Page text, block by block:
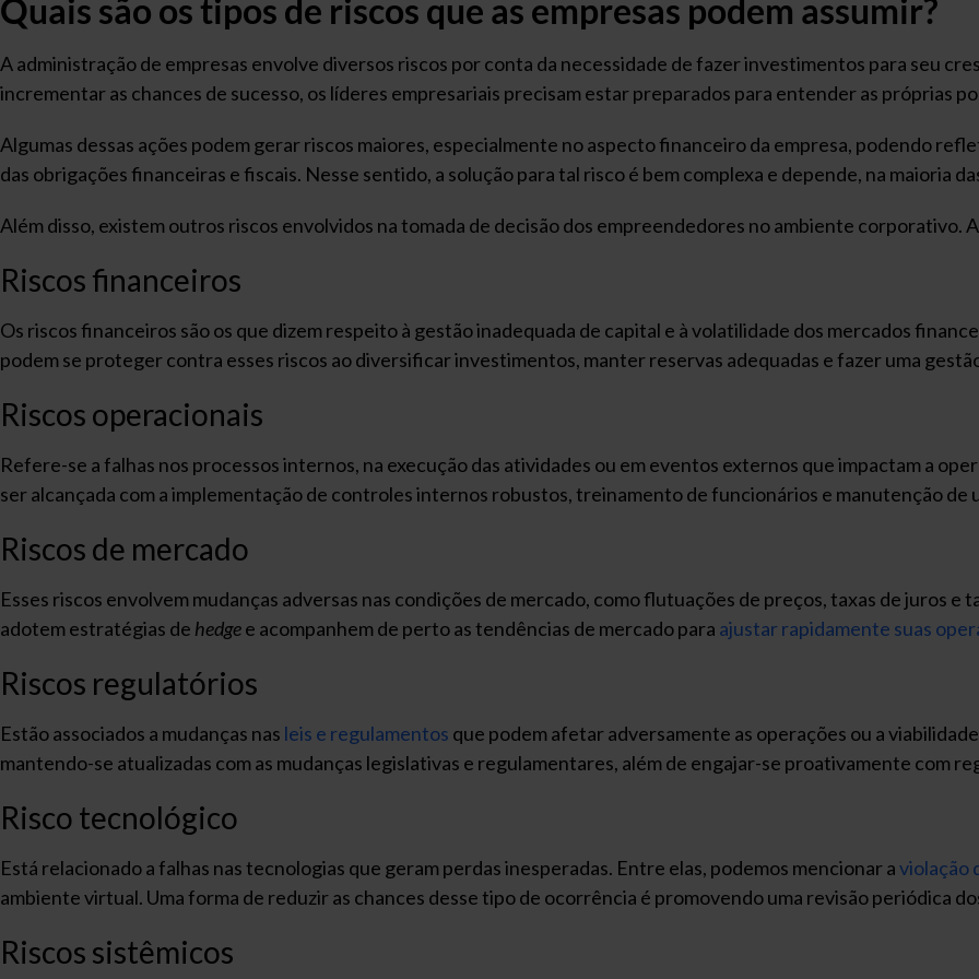
Quais são os tipos de riscos que as empresas podem assumir?
A administração de empresas envolve diversos riscos por conta da necessidade de fazer investimentos para seu
incrementar as chances de sucesso, os líderes empresariais precisam estar preparados para entender as próprias
Algumas dessas ações podem gerar riscos maiores, especialmente no aspecto financeiro da empresa, podendo
das obrigações financeiras e fiscais. Nesse sentido, a solução para tal risco é bem complexa e depende, na maioria
Além disso, existem outros riscos envolvidos na tomada de decisão dos empreendedores no ambiente corporativo.
Riscos financeiros
Os riscos financeiros são os que dizem respeito à gestão inadequada de capital e à volatilidade dos mercados
podem se proteger contra esses riscos ao diversificar investimentos, manter reservas adequadas e fazer uma
Riscos operacionais
Refere-se a falhas nos processos internos, na execução das atividades ou em eventos externos que impactam a
ser alcançada com a implementação de controles internos robustos, treinamento de funcionários e manutenção de
Riscos de mercado
Esses riscos envolvem mudanças adversas nas condições de mercado, como flutuações de preços, taxas de juros e
adotem estratégias de hedgee acompanhem de perto as tendências de mercado para ajustar rapidamente suas
Riscos regulatórios
Estão associados a mudanças nas leis e regulamentos que podem afetar adversamente as operações ou a
mantendo-se atualizadas com as mudanças legislativas e regulamentares, além de engajar-se proativamente com
Risco tecnológico
Está relacionado a falhas nas tecnologias que geram perdas inesperadas. Entre elas, podemos mencionar aviolação
ambiente virtual. Uma forma de reduzir as chances desse tipo de ocorrência é promovendo uma revisão periódica
Riscos sistêmicos